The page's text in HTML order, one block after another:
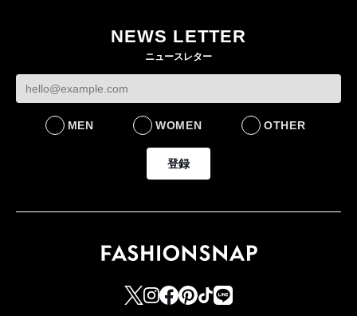
LIFESTYLE
社長 「のんびりした
ら先はない」“前進”す
BUSINESS
BUSINESS
NEWS LETTER
ニュースレター
MEN WOMEN OTHER
登録